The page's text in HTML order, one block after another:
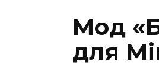
Мод
для